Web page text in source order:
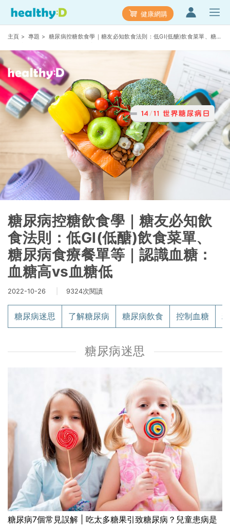
健康網購
主頁 > 專題 > 糖尿病控糖飲食學｜糖友必知飲食法則：低GI(低醣)飲食菜單、糖尿
糖尿病控糖飲食學｜糖友必知飲
食法則：低GI(低醣)飲食菜單、
糖尿病食療餐單等｜認識血糖：
血糖高vs血糖低
2022-10-26 9324次閱讀
糖尿病迷思 了解糖尿病 糖尿病飲食 控制血糖
糖尿病迷思
糖尿病7個常見誤解 | 吃太多糖果引致糖尿病？兒童患病是